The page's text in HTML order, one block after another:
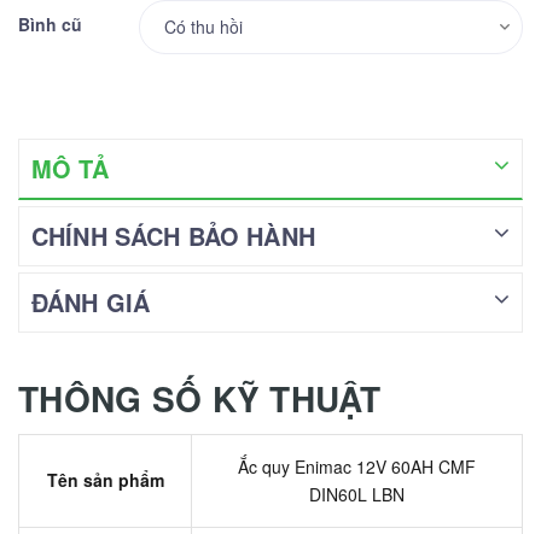
Bình cũ
MÔ TẢ
CHÍNH SÁCH BẢO HÀNH
ĐÁNH GIÁ
THÔNG SỐ KỸ THUẬT
Tên sản phẩm
Ắc quy Enimac 12V 60AH CMF
DIN60L LBN